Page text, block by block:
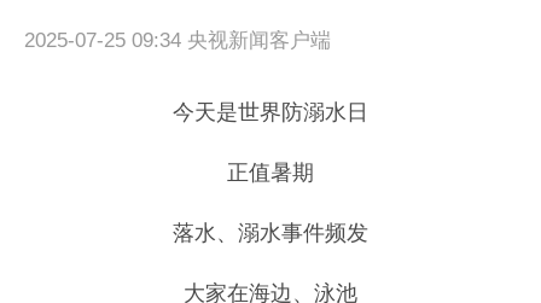
2025-07-25 09:34 央视新闻客户端
今天是世界防溺水日
正值暑期
落水、溺水事件频发
大家在海边、泳池